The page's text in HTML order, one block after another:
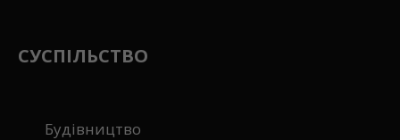
СУСПІЛЬСТВО
Будівництво